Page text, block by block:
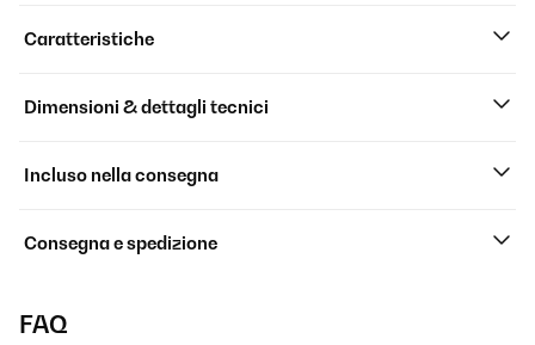
Caratteristiche
Dimensioni & dettagli tecnici
Incluso nella consegna
Consegna e spedizione
FAQ